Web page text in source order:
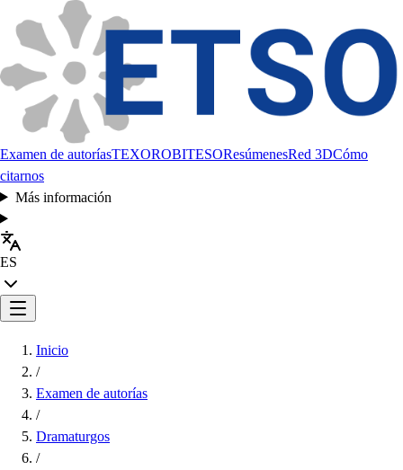
Examen de autoríasTEXOROBITESOResúmenesRed 3DCómo
citarnos
Más información
ES
Inicio
/
Examen de autorías
/
Dramaturgos
/